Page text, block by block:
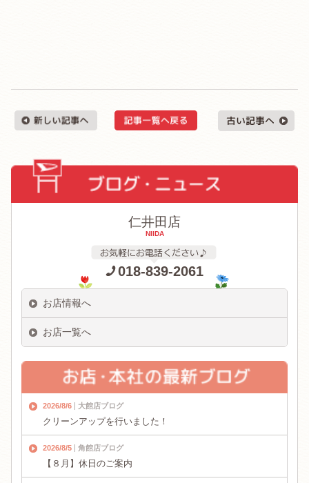
仁井田店
NIIDA
018-839-2061
お店情報へ
お店一覧へ
2026/8/6 大館店ブログ
クリーンアップを行いました！
2026/8/5 角館店ブログ
【８月】休日のご案内